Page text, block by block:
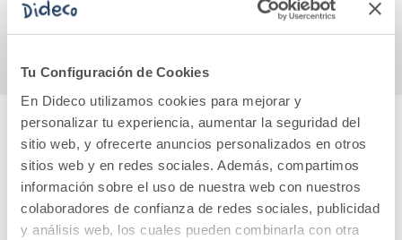
Tu Configuración de Cookies
En Dideco utilizamos cookies para mejorar y
personalizar tu experiencia, aumentar la seguridad del
sitio web, y ofrecerte anuncios personalizados en otros
sitios web y en redes sociales. Además, compartimos
información sobre el uso de nuestra web con nuestros
colaboradores de confianza de redes sociales, publicidad
y análisis web, los cuales pueden combinarla con otra
Comprar
Cuéntanos tu opinión
¡Sé el primero en valorar este producto!